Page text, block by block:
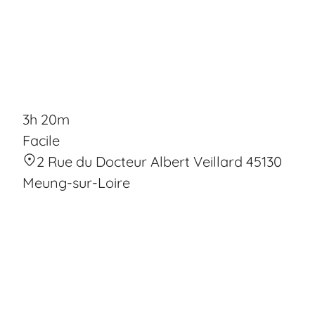
3h 20m
Facile
2 Rue du Docteur Albert Veillard 45130
Meung-sur-Loire